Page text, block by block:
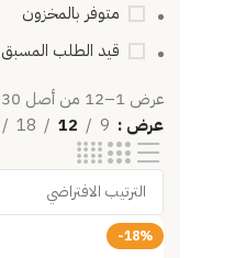
متوفر بالمخزون
قيد الطلب المسبق
عرض 1–12 من أصل 30 نتيجة
عرض
9
12
18
-18%